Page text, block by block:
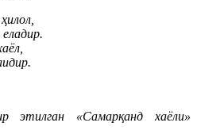
этилган «Самарқанд хаёли»